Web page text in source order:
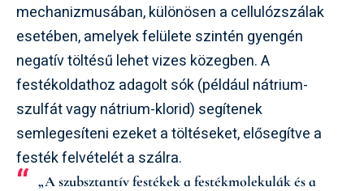
mechanizmusában, különösen a cellulózszálak
esetében, amelyek felülete szintén gyengén
negatív töltésű lehet vizes közegben. A
festékoldathoz adagolt sók (például nátrium-
szulfát vagy nátrium-klorid) segítenek
semlegesíteni ezeket a töltéseket, elősegítve a
festék felvételét a szálra.
„A szubsztantív festékek a festékmolekulák és a